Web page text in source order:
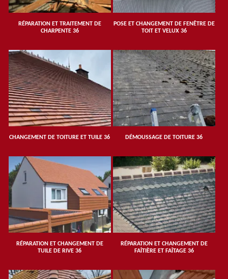
RÉPARATION ET TRAITEMENT DE
CHARPENTE 36
POSE ET CHANGEMENT DE FENÊTRE DE
TOIT ET VELUX 36
CHANGEMENT DE TOITURE ET TUILE 36 DÉMOUSSAGE DE TOITURE 36
RÉPARATION ET CHANGEMENT DE
TUILE DE RIVE 36
RÉPARATION ET CHANGEMENT DE
FAÎTIÈRE ET FAÎTAGE 36